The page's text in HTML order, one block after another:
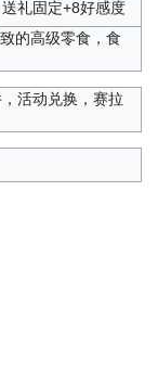
礼固定+8好感度
的高级零食，食
活动兑换，赛拉